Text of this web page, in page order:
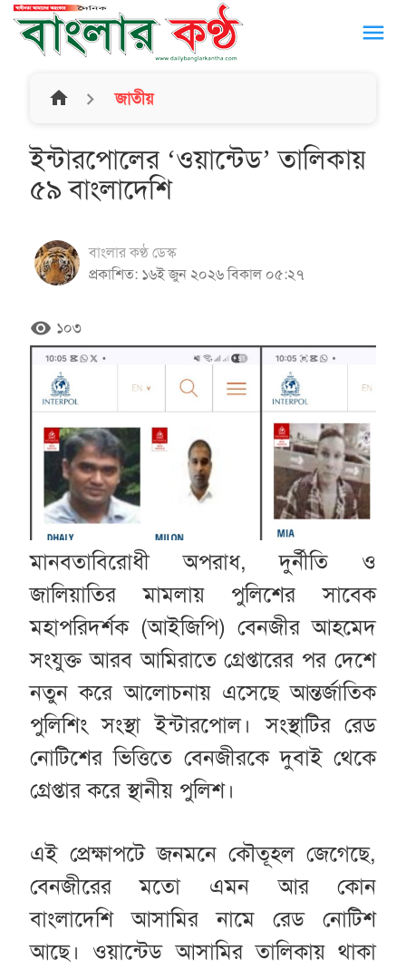
menu
home জাতীয়
ইন্টারপোলের ‘ওয়ান্টেড’ তালিকায়
৫৯ বাংলাদেশি
বাংলার কণ্ঠ ডেস্ক
প্রকাশিত: ১৬ই জুন ২০২৬ বিকাল ০৫:২৭
remove_red_eye ১০৩
মানবতাবিরোধী অপরাধ, দুর্নীতি ও
জালিয়াতির মামলায় পুলিশের সাবেক
মহাপরিদর্শক (আইজিপি) বেনজীর আহমেদ
সংযুক্ত আরব আমিরাতে গ্রেপ্তারের পর দেশে
নতুন করে আলোচনায় এসেছে আন্তর্জাতিক
পুলিশিং সংস্থা ইন্টারপোল। সংস্থাটির রেড
নোটিশের ভিত্তিতে বেনজীরকে দুবাই থেকে
গ্রেপ্তার করে স্থানীয় পুলিশ।
এই প্রেক্ষাপটে জনমনে কৌতূহল জেগেছে,
বেনজীরের মতো এমন আর কোন
বাংলাদেশি আসামির নামে রেড নোটিশ
আছে। ওয়ান্টেড আসামির তালিকায় থাকা